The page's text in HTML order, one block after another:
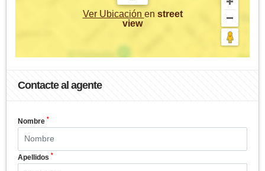
Ver Ubicación en street
view
Contacte al agente
Nombre *
Apellidos *